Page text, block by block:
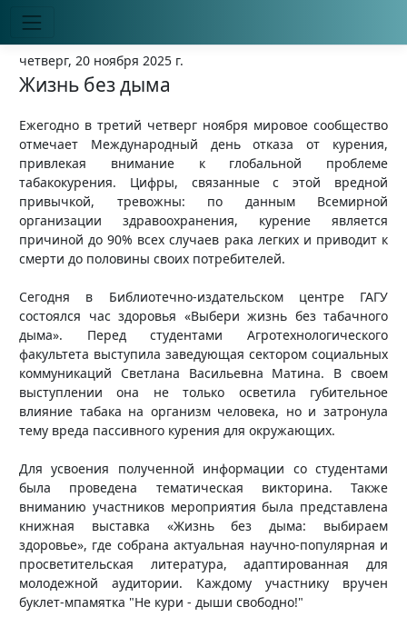
четверг, 20 ноября 2025 г.
Жизнь без дыма
Ежегодно в третий четверг ноября мировое сообщество
отмечает Международный день отказа от курения,
привлекая внимание к глобальной проблеме
табакокурения. Цифры, связанные с этой вредной
привычкой, тревожны: по данным Всемирной
организации здравоохранения, курение является
причиной до 90% всех случаев рака легких и приводит к
смерти до половины своих потребителей.
Сегодня в Библиотечно-издательском центре ГАГУ
состоялся час здоровья «Выбери жизнь без табачного
дыма». Перед студентами Агротехнологического
факультета выступила заведующая сектором социальных
коммуникаций Светлана Васильевна Матина. В своем
выступлении она не только осветила губительное
влияние табака на организм человека, но и затронула
тему вреда пассивного курения для окружающих.
Для усвоения полученной информации со студентами
была проведена тематическая викторина. Также
вниманию участников мероприятия была представлена
книжная выставка «Жизнь без дыма: выбираем
здоровье», где собрана актуальная научно-популярная и
просветительская литература, адаптированная для
молодежной аудитории. Каждому участнику вручен
буклет-мпамятка "Не кури - дыши свободно!"